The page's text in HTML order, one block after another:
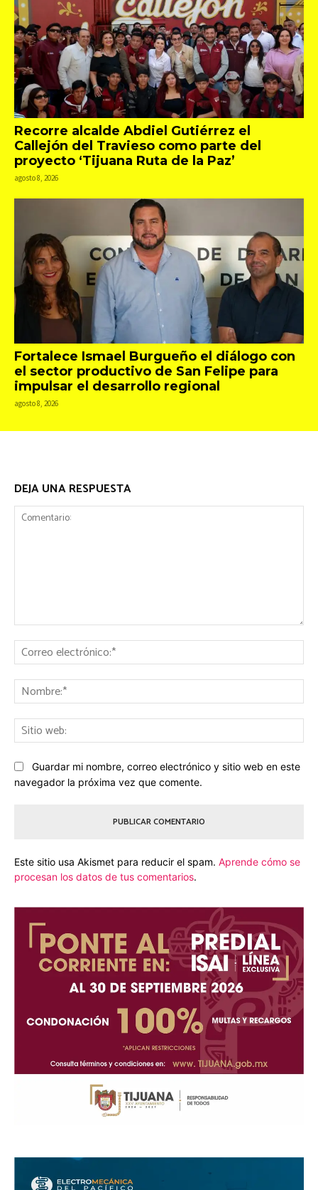
Recorre alcalde Abdiel Gutiérrez el
Callejón del Travieso como parte del
proyecto ‘Tijuana Ruta de la Paz’
agosto 8, 2026
Fortalece Ismael Burgueño el diálogo con
el sector productivo de San Felipe para
impulsar el desarrollo regional
agosto 8, 2026
DEJA UNA RESPUESTA
Guardar mi nombre, correo electrónico y sitio web en este
navegador la próxima vez que comente.
Este sitio usa Akismet para reducir el spam. Aprende cómo se
procesan los datos de tus comentarios.